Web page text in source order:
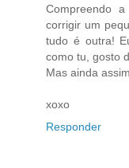
Compreendo
corrigir um
tudo é outra!
como tu, gosto
Mas ainda
xoxo
Responder